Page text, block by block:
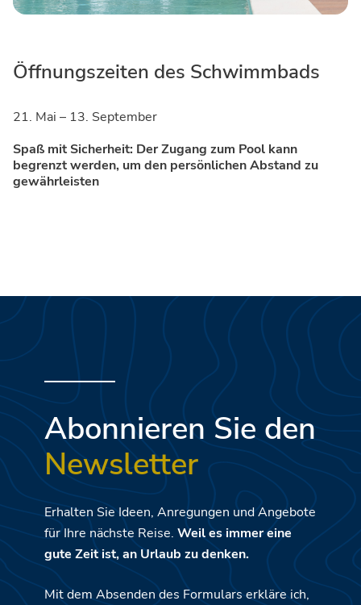
Öffnungszeiten des Schwimmbads
21. Mai – 13. September
Spaß mit Sicherheit: Der Zugang zum Pool kann
begrenzt werden, um den persönlichen Abstand zu
gewährleisten
Abonnieren Sie den
Newsletter
Erhalten Sie Ideen, Anregungen und Angebote
für Ihre nächste Reise. Weil es immer eine
gute Zeit ist, an Urlaub zu denken.
Mit dem Absenden des Formulars erkläre ich,